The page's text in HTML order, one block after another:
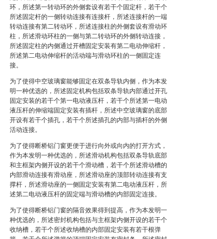
环，所述第一转动环的外侧套设有若干个固定杆，若干个
所述固定杆的一侧转动连接有连接杆，所述连接杆的一端
转动连接有第二转动环，所述连接柱的外侧套设有滑动环
柱，所述滑动环柱的一侧与第二转动环的外侧转动连接，
所述固定柱的内侧通过开槽固定安装有第二电动伸缩杆，
所述第二电动伸缩杆的活动端与滑动环柱的一侧固定连
接。
为了使得中空玻璃窗能够固定在双条导轨内侧，作为本发
明一种优选的，所述固定机构包括双条导轨内部通过开孔
固定安装的若干个第一电动液压杆，若干个所述第一电动
液压杆的伸缩端固定安装有插杆，所述中空玻璃窗的底部
开设有若干个插孔，若干个所述插孔的内部与插杆的外侧
活动连接。
为了使得断桥铝门窗更便于进行向外或向内的打开方式，
作为本发明一种优选的，所述滑动机构包括双条导轨底部
和主框架内侧开设的若干个滑动槽，若干个所述滑动槽的
内部滑动连接有滑动座，所述滑动座的顶部转动连接有支
撑杆，所述滑动座的一侧固定安装有第二电动液压杆，所
述第二电动液压杆的固定端与滑动槽的内部固定连接。
为了使得断桥铝门窗的隔音效果得到提高，作为本发明一
种优选的，所述密封机构包括与主框架内侧开设的若干个
收纳槽，若干个所述收纳槽的内部固定安装有若干根弹